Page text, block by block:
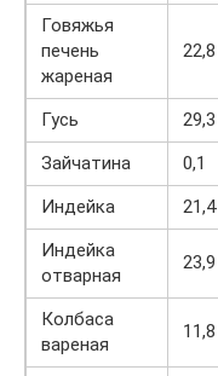
Говяжья
печень
жареная
22,8
Гусь 29,3
Зайчатина
0,1
Индейка
21,4
Индейка
отварная
23,9
Колбаса
вареная
11,8